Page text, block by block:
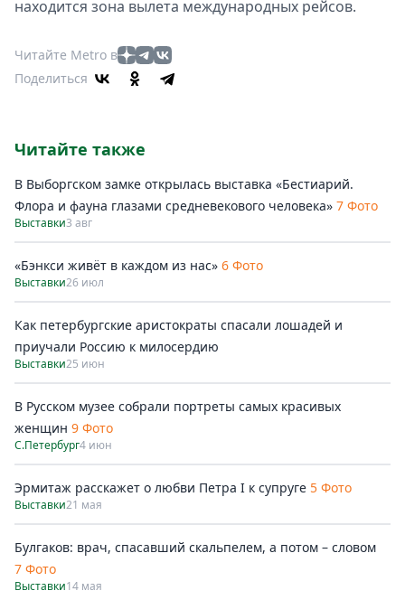
находится зона вылета международных рейсов.
Читайте Metro в
Поделиться
Читайте также
В Выборгском замке открылась выставка «Бестиарий.
Флора и фауна глазами средневекового человека» 7 Фото
Выставки3 авг
«Бэнкси живёт в каждом из нас» 6 Фото
Выставки26 июл
Как петербургские аристократы спасали лошадей и
приучали Россию к милосердию
Выставки25 июн
В Русском музее собрали портреты самых красивых
женщин 9 Фото
С.Петербург4 июн
Эрмитаж расскажет о любви Петра I к супруге 5 Фото
Выставки21 мая
Булгаков: врач, спасавший скальпелем, а потом – словом
7 Фото
Выставки14 мая